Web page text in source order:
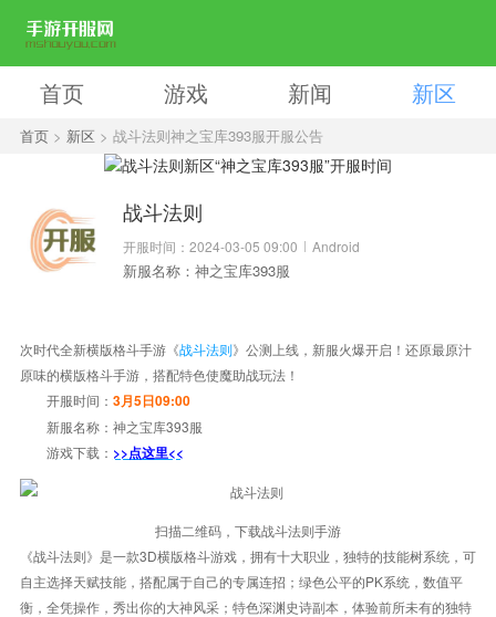
首页 游戏 新闻 新区
首页> 新区 > 战斗法则神之宝库393服开服公告
战斗法则
开服时间：2024-03-05 09:00 Android
新服名称：神之宝库393服
次时代全新横版格斗手游《战斗法则》公测上线，新服火爆开启！还原最原汁
原味的横版格斗手游，搭配特色使魔助战玩法！
开服时间： 3月5日09:00
新服名称： 神之宝库393服
游戏下载： >>点这里<<
扫描二维码，下载战斗法则手游
《战斗法则》是一款3D横版格斗游戏，拥有十大职业，独特的技能树系统，可
自主选择天赋技能，搭配属于自己的专属连招；绿色公平的PK系统，数值平
衡，全凭操作，秀出你的大神风采；特色深渊史诗副本，体验前所未有的独特